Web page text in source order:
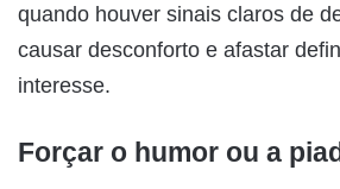
quando houver sinais claros de
causar desconforto e afastar
interesse.
Forçar o humor ou a